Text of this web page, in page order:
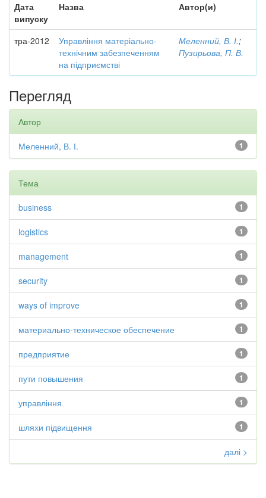
Дата
випуску
Назва Автор(и)
тра-2012
Управління матеріально-
технічним забезпеченням
на підприємстві
Меленний, В. І.;
Пузирьова, П. В.
Перегляд
Автор
1
Меленний, В. І.
Тема
1
business
1
logistics
1
management
1
security
1
ways of improve
1
материально-техническое обеспечение
1
предприятие
1
пути повышения
1
управління
1
шляхи підвищення
далі >